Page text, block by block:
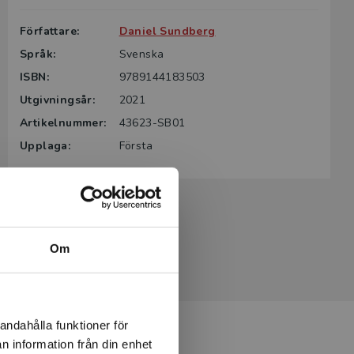
Om
funktioner för
information från din enhet
Författare:
Daniel Sundberg
Språk:
Svenska
ISBN:
9789144183503
Utgivningsår:
2021
Artikelnummer:
43623-SB01
Upplaga:
Första